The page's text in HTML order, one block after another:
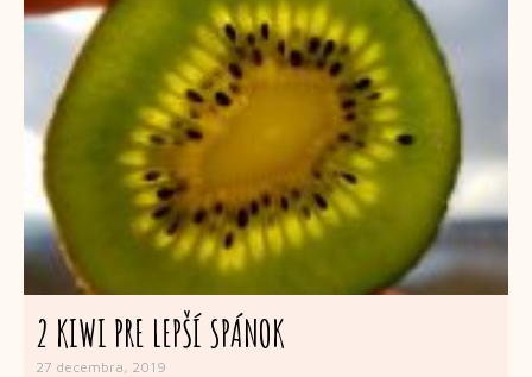
2 KIWI PRE LEPŠÍ SPÁNOK
27 decembra, 2019